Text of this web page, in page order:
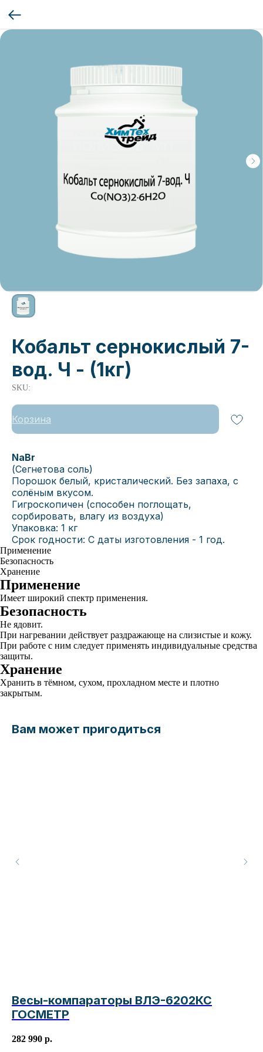
Кобальт сернокислый 7-
вод. Ч - (1кг)
SKU:
Корзина
NaBr
(Сегнетова соль)
Порошок белый, кристалический. Без запаха, с
солёным вкусом.
Гигроскопичен (способен поглощать,
сорбировать, влагу из воздуха)
Упаковка: 1 кг
Срок годности: С даты изготовления - 1 год.
Применение
Безопасность
Хранение
Применение
Имеет широкий спектр применения.
Безопасность
Не ядовит.
При нагревании действует раздражающе на слизистые и кожу.
При работе с ним следует применять индивидуальные средства
защиты.
Хранение
Хранить в тёмном, сухом, прохладном месте и плотно
закрытым.
Вам может пригодиться
Весы-компараторы ВЛЭ-6202КС
ГОСМЕТР
282 990 р.